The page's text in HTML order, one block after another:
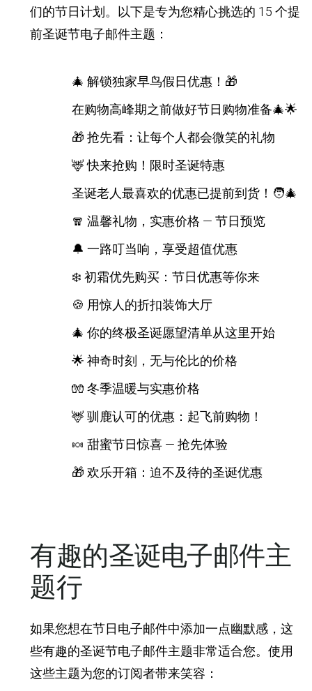
们的节日计划。以下是专为您精心挑选的 15 个提
前圣诞节电子邮件主题：
🎄 解锁独家早鸟假日优惠！🎁
在购物高峰期之前做好节日购物准备🎄🌟
🎁 抢先看：让每个人都会微笑的礼物
🦌 快来抢购！限时圣诞特惠
圣诞老人最喜欢的优惠已提前到货！🧑‍🎄
🧣 温馨礼物，实惠价格 — 节日预览
🔔 一路叮当响，享受超值优惠
❄️ 初霜优先购买：节日优惠等你来
🍪 用惊人的折扣装饰大厅
🎄 你的终极圣诞愿望清单从这里开始
🌟 神奇时刻，无与伦比的价格
🧤 冬季温暖与实惠价格
🦌 驯鹿认可的优惠：起飞前购物！
🍬 甜蜜节日惊喜 — 抢先体验
🎁 欢乐开箱：迫不及待的圣诞优惠
有趣的圣诞电子邮件主
题行
如果您想在节日电子邮件中添加一点幽默感，这
些有趣的圣诞节电子邮件主题非常适合您。使用
这些主题为您的订阅者带来笑容：